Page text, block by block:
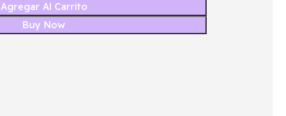
Agregar Al Carrito
Buy Now